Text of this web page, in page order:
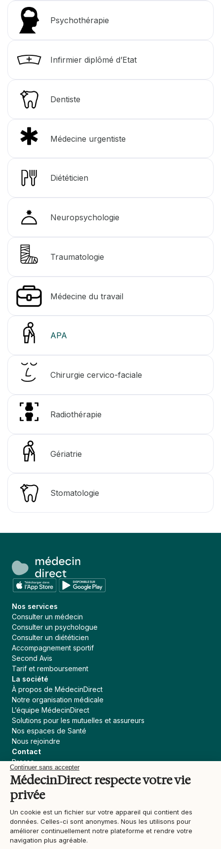
Psychothérapie
Infirmier diplômé d’Etat
Dentiste
Médecine urgentiste
Diététicien
Neuropsychologie
Traumatologie
Médecine du travail
APA
Chirurgie cervico-faciale
Radiothérapie
Gériatrie
Stomatologie
Nos services
Consulter un médecin
Consulter un psychologue
Consulter un diététicien
Accompagnement sportif
Second Avis
Tarif et remboursement
La société
À propos de MédecinDirect
Notre organisation médicale
L’équipe MédecinDirect
Solutions pour les mutuelles et assureurs
Nos espaces de Santé
Nous rejoindre
Contact
Presse
Assureur, courtier
Collectivités
Devenir praticien MédecinDirect
Liens utiles
Blog
Actualités Santé
Contenu médical
Support
Continuer sans accepter
MédecinDirect respecte votre vie
privée
Un cookie est un fichier sur votre appareil qui contient des
données. Celles-ci sont anonymes. Nous les utilisons pour
améliorer continuellement notre plateforme et rendre votre
navigation plus agréable.